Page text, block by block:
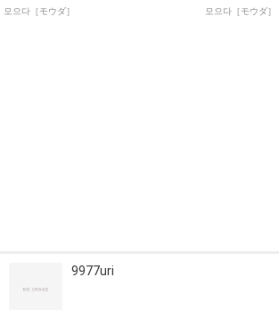
모으다［モウダ］ 모으다［モウダ］
9977uri